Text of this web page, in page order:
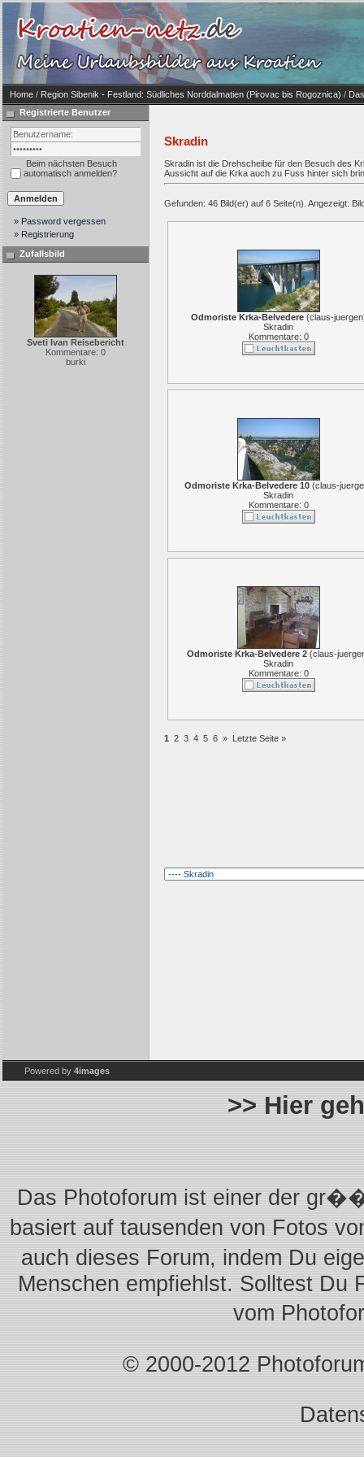
Home / Region Sibenik - Festland: Südliches Norddalmatien (Pirovac bis Rogoznica) /
Registrierte Benutzer
Beim nächsten Besuch
automatisch anmelden?
» Password vergessen
» Registrierung
Zufallsbild
Sveti Ivan Reisebericht
Kommentare: 0
burki
Skradin
Skradin ist die Drehscheibe für den Besuch des
Aussicht auf die Krka auch zu Fuss hinter sich
Gefunden: 46 Bild(er) auf 6 Seite(n). Angezeigt:
Odmoriste Krka-Belvedere(claus-juergen
Skradin
Kommentare: 0
Odmoriste Krka-Belvedere 10 (claus-
Skradin
Kommentare: 0
Odmoriste Krka-Belvedere 2 (claus-
Skradin
Kommentare: 0
1 2 3 4 5 6 » Letzte Seite »
Powered by 4images
>> Hier
Das Photoforum ist einer der
basiert auf tausenden von Fotos
auch dieses Forum, indem Du
Menschen empfiehlst. Solltest Du
vom
© 2000-2012